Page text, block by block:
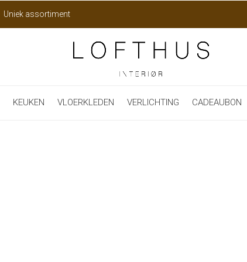
KEUKEN VLOERKLEDEN VERLICHTING CADEAUBON
Uniek assortiment